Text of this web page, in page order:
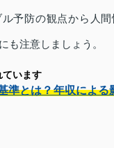
予防の観点から人
も注意しましょう。
います
準とは？年収による